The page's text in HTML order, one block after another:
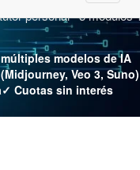
personal · 3 módulos
modelos de IA
Veo 3, Suno)
✓ Cuotas sin interés